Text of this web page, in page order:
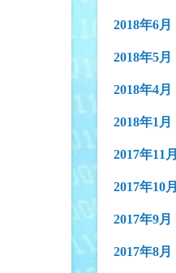
2018年6月
2018年5月
2018年4月
2018年1月
2017年11月
2017年10月
2017年9月
2017年8月